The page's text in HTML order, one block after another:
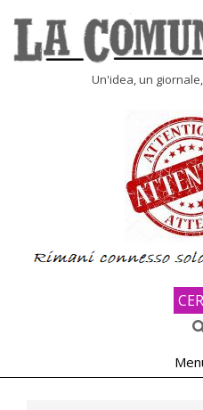
content
Un'idea, un
Navigation